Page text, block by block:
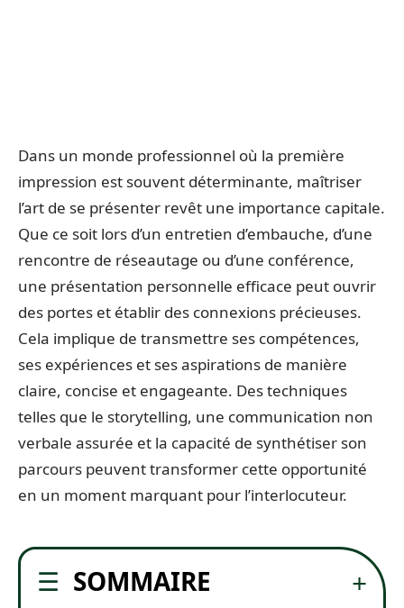
Dans un monde professionnel où la première
impression est souvent déterminante, maîtriser
l’art de se présenter revêt une importance capitale.
Que ce soit lors d’un entretien d’embauche, d’une
rencontre de réseautage ou d’une conférence,
une présentation personnelle efficace peut ouvrir
des portes et établir des connexions précieuses.
Cela implique de transmettre ses compétences,
ses expériences et ses aspirations de manière
claire, concise et engageante. Des techniques
telles que le storytelling, une communication non
verbale assurée et la capacité de synthétiser son
parcours peuvent transformer cette opportunité
en un moment marquant pour l’interlocuteur.
SOMMAIRE